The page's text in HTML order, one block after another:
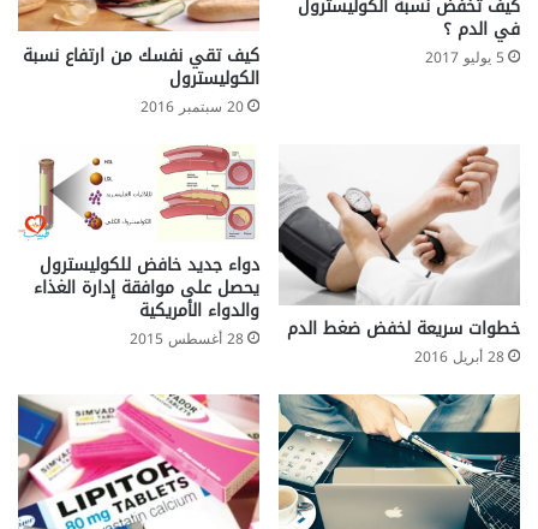
و
ن
كيف تخفض نسبة الكوليسترول
في الدم ؟
5 يوليو 2017 كيف تقي نفسك من ارتفاع نسبة
الكوليسترول
20 سبتمبر 2016
خطوات سريعة لخفض ضغط الدم
28 أبريل 2016
دواء جديد خافض للكوليسترول
يحصل على موافقة إدارة الغذاء
والدواء الأمريكية
28 أغسطس 2015